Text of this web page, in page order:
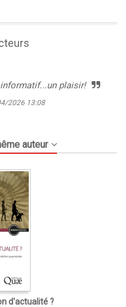
plaisir!
2026 13:08
auteur
d'actualité ?